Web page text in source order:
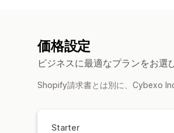
価格設定
ビジネスに最適なプランをお選
Shopify請求書とは別に、Cybexo
Starter